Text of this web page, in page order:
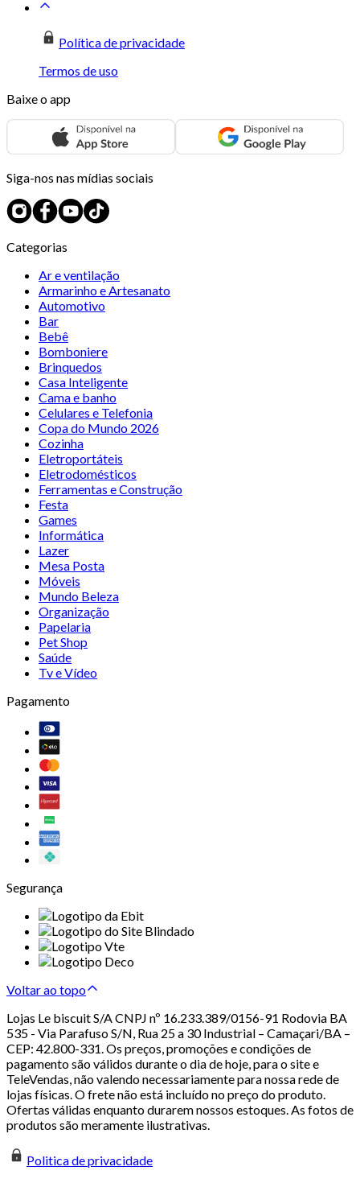
Política de privacidade
Termos de uso
Baixe o app
Siga-nos nas mídias sociais
Categorias
Ar e ventilação
Armarinho e Artesanato
Automotivo
Bar
Bebê
Bomboniere
Brinquedos
Casa Inteligente
Cama e banho
Celulares e Telefonia
Copa do Mundo 2026
Cozinha
Eletroportáteis
Eletrodomésticos
Ferramentas e Construção
Festa
Games
Informática
Lazer
Mesa Posta
Móveis
Mundo Beleza
Organização
Papelaria
Pet Shop
Saúde
Tv e Vídeo
Pagamento
Segurança
Voltar ao topo
Lojas Le biscuit S/A CNPJ nº 16.233.389/0156-91 Rodovia BA
535 - Via Parafuso S/N, Rua 25 a 30 Industrial – Camaçari/BA –
CEP: 42.800-331. Os preços, promoções e condições de
pagamento são válidos durante o dia de hoje, para o site e
TeleVendas, não valendo necessariamente para nossa rede de
lojas físicas. O frete não está incluído no preço do produto.
Ofertas válidas enquanto durarem nossos estoques. As fotos de
produtos são meramente ilustrativas.
Politica de privacidade